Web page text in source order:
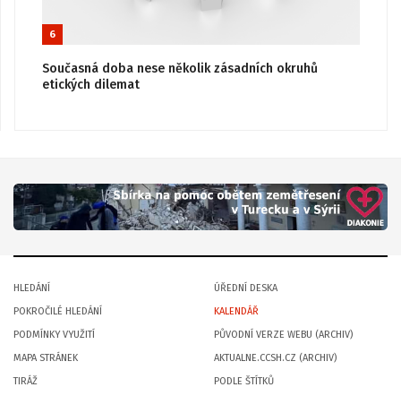
6
Současná doba nese několik zásadních okruhů
etických dilemat
HLEDÁNÍ
POKROČILÉ HLEDÁNÍ
PODMÍNKY VYUŽITÍ
MAPA STRÁNEK
TIRÁŽ
ÚŘEDNÍ DESKA
KALENDÁŘ
PŮVODNÍ VERZE WEBU (ARCHIV)
AKTUALNE.CCSH.CZ (ARCHIV)
PODLE ŠTÍTKŮ